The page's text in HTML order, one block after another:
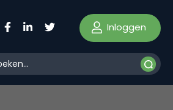
Inloggen